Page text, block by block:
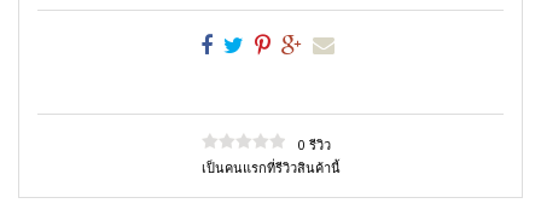
0 รีวิว
เป็นคนแรกที่รีวิวสินค้านี้